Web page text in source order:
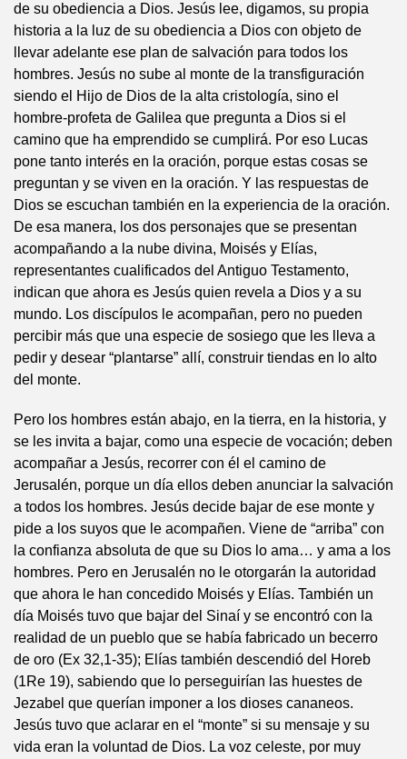
de su obediencia a Dios. Jesús lee, digamos, su propia
historia a la luz de su obediencia a Dios con objeto de
llevar adelante ese plan de salvación para todos los
hombres. Jesús no sube al monte de la transfiguración
siendo el Hijo de Dios de la alta cristología, sino el
hombre-profeta de Galilea que pregunta a Dios si el
camino que ha emprendido se cumplirá. Por eso Lucas
pone tanto interés en la oración, porque estas cosas se
preguntan y se viven en la oración. Y las respuestas de
Dios se escuchan también en la experiencia de la oración.
De esa manera, los dos personajes que se presentan
acompañando a la nube divina, Moisés y Elías,
representantes cualificados del Antiguo Testamento,
indican que ahora es Jesús quien revela a Dios y a su
mundo. Los discípulos le acompañan, pero no pueden
percibir más que una especie de sosiego que les lleva a
pedir y desear “plantarse” allí, construir tiendas en lo alto
del monte.
Pero los hombres están abajo, en la tierra, en la historia, y
se les invita a bajar, como una especie de vocación; deben
acompañar a Jesús, recorrer con él el camino de
Jerusalén, porque un día ellos deben anunciar la salvación
a todos los hombres. Jesús decide bajar de ese monte y
pide a los suyos que le acompañen. Viene de “arriba” con
la confianza absoluta de que su Dios lo ama… y ama a los
hombres. Pero en Jerusalén no le otorgarán la autoridad
que ahora le han concedido Moisés y Elías. También un
día Moisés tuvo que bajar del Sinaí y se encontró con la
realidad de un pueblo que se había fabricado un becerro
de oro (Ex 32,1-35); Elías también descendió del Horeb
(1Re 19), sabiendo que lo perseguirían las huestes de
Jezabel que querían imponer a los dioses cananeos.
Jesús tuvo que aclarar en el “monte” si su mensaje y su
vida eran la voluntad de Dios. La voz celeste, por muy